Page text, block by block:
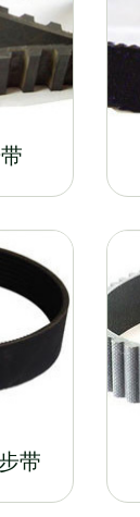
带